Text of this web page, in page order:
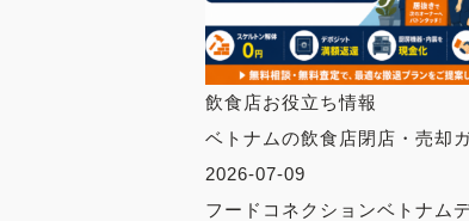
飲食店お役立ち情報
ベトナムの飲食店閉店・売却
2026-07-09
フードコネクションベトナム